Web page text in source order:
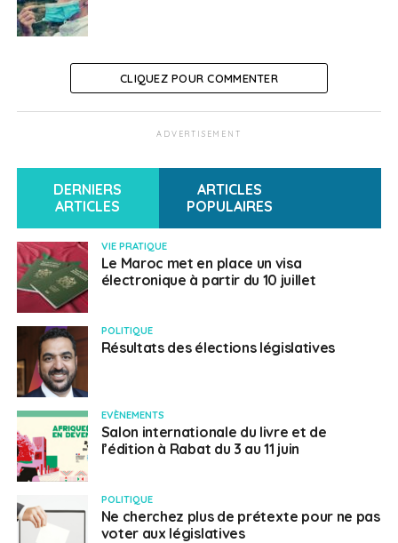
CLIQUEZ POUR COMMENTER
ADVERTISEMENT
DERNIERS
ARTICLES
ARTICLES
POPULAIRES
VIE PRATIQUE
Le Maroc met en place un visa
électronique à partir du 10 juillet
POLITIQUE
Résultats des élections législatives
EVÈNEMENTS
Salon internationale du livre et de
l’édition à Rabat du 3 au 11 juin
POLITIQUE
Ne cherchez plus de prétexte pour ne pas
voter aux législatives